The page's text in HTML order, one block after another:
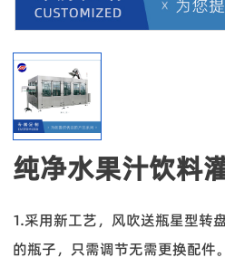
纯净水果汁饮料
1.采用新工艺，风吹送瓶星型转
的瓶子，只需调节无需更换配件。